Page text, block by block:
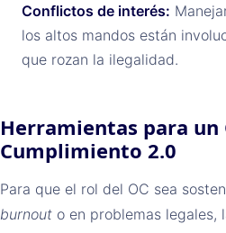
Conflictos de interés:
los altos mandos están
que rozan la ilegalidad.
Herramientas para un
Cumplimiento 2.0
Para que el rol del OC sea
burnout o en problemas legales,